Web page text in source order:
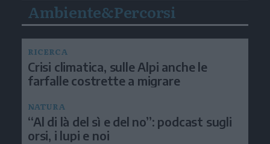
Ambiente&Percorsi
RICERCA
Crisi climatica, sulle Alpi anche le
farfalle costrette a migrare
NATURA
“Al di là del sì e del no”: podcast sugli
orsi, i lupi e noi